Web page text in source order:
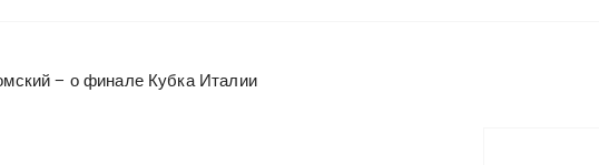
− о финале Кубка Италии